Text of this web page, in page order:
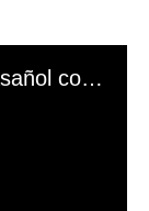
El mal momento de Yanina Gasañol con un hincha argentino en "Subrayado"